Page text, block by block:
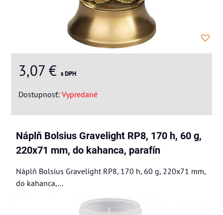
3,07 € s DPH
Dostupnosť: Vypredané
Náplň Bolsius Gravelight RP8, 170 h, 60 g,
220x71 mm, do kahanca, parafín
Náplň Bolsius Gravelight RP8, 170 h, 60 g, 220x71 mm,
do kahanca,...